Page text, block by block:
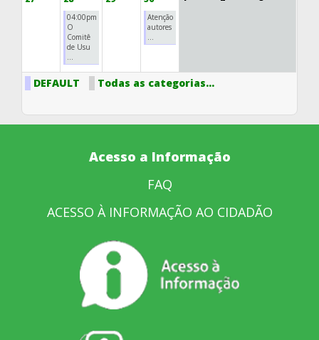
04:00pm
O
Comitê
de Usu
Atenção
autores
DEFAULT Todas as categorias...
Acesso a Informação
FAQ
ACESSO À INFORMAÇÃO AO CIDADÃO